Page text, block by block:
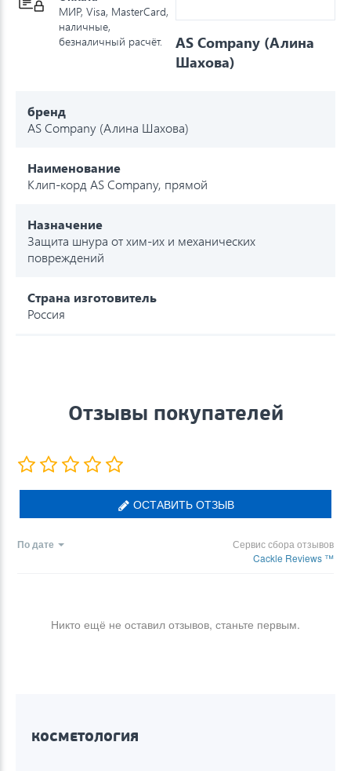
МИР, Visa, MasterCard,
наличные,
безналичный расчёт.
AS Company (Алина
Шахова)
бренд
AS Company (Алина Шахова)
Наименование
Клип-корд AS Company, прямой
Назначение
Защита шнура от хим-их и механических
повреждений
Страна изготовитель
Россия
Отзывы покупателей
ОСТАВИТЬ ОТЗЫВ
По дате
Сервис сбора отзывов
Cackle Reviews ™
Никто ещё не оставил отзывов, станьте первым.
КОСМЕТОЛОГИЯ